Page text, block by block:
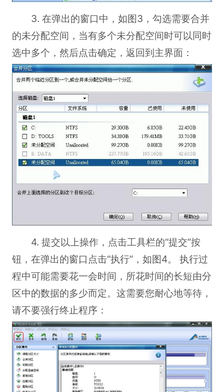
3. 在弹出的窗口中，如图3，勾选需要合并
的未分配空间，当有多个未分配空间时可以同时
选中多个，然后点击确定，返回到主界面：
4. 提交以上操作，点击工具栏的“提交”按
钮，在弹出的窗口点击“执行”，如图4。 执行过
程中可能需要花一会时间，所花时间的长短由分
区中的数据的多少而定。这需要您耐心地等待，
请不要强行终止程序：